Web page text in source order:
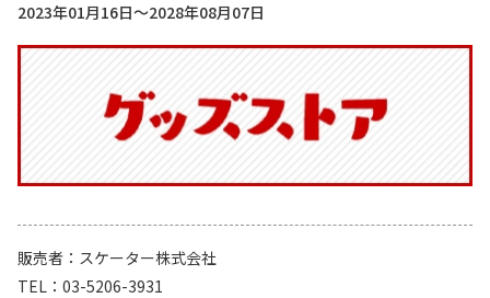
2023年01月16日～2028年08月07日
販売者
スケーター株式会社
TEL
03-5206-3931